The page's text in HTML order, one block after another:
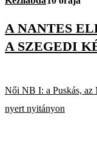
A NANTES
A SZEGEDI
Női NB I: a Puskás,
nyert nyitányon